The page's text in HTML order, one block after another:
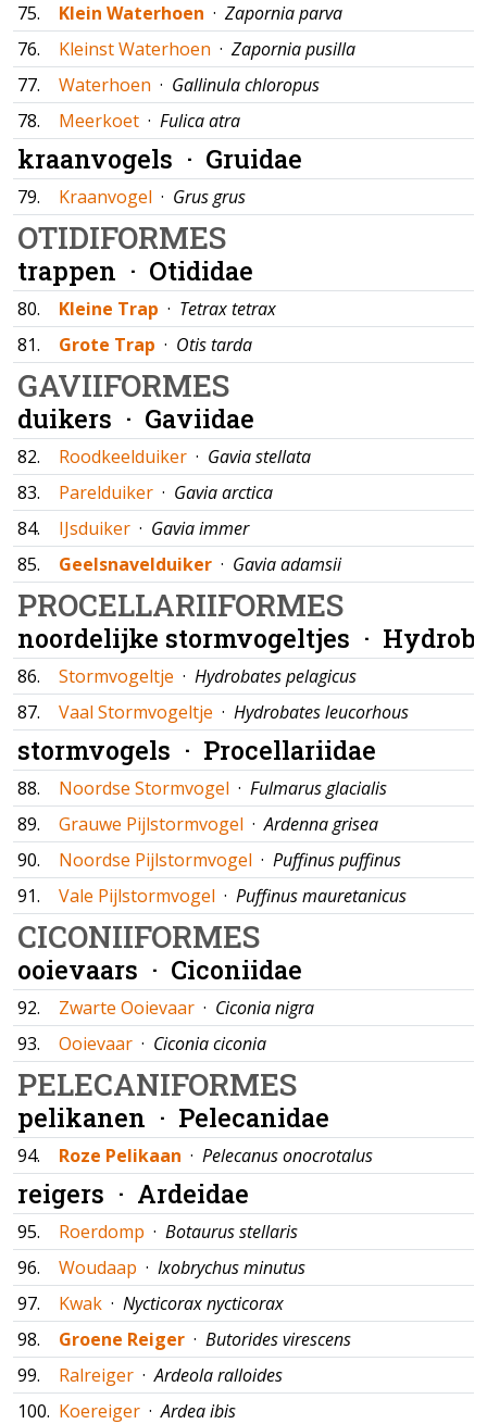
75. Klein Waterhoen · Zapornia parva
76.
Kleinst Waterhoen · Zapornia pusilla
77.
Waterhoen · Gallinula chloropus
78.
Meerkoet · Fulica atra
kraanvogels · Gruidae
79. Kraanvogel · Grus grus
OTIDIFORMES
trappen · Otididae
80. Kleine Trap · Tetrax tetrax
81.
Grote Trap · Otis tarda
GAVIIFORMES
duikers · Gaviidae
82. Roodkeelduiker · Gavia stellata
83.
Parelduiker · Gavia arctica
84.
IJsduiker · Gavia immer
85.
Geelsnavelduiker · Gavia adamsii
PROCELLARIIFORMES
noordelijke stormvogeltjes ·
86. Stormvogeltje · Hydrobates pelagicus
87.
Vaal Stormvogeltje · Hydrobates leucorhous
stormvogels · Procellariidae
88. Noordse Stormvogel · Fulmarus glacialis
89.
Grauwe Pijlstormvogel ·Ardenna grisea
90.
Noordse Pijlstormvogel · Puffinus puffinus
91.
Vale Pijlstormvogel · Puffinus mauretanicus
CICONIIFORMES
ooievaars · Ciconiidae
92. Zwarte Ooievaar · Ciconia nigra
93.
Ooievaar · Ciconia ciconia
PELECANIFORMES
pelikanen · Pelecanidae
94. Roze Pelikaan · Pelecanus onocrotalus
reigers · Ardeidae
95. Roerdomp · Botaurus stellaris
96.
Woudaap · Ixobrychus minutus
97.
Kwak · Nycticorax nycticorax
98.
Groene Reiger · Butorides virescens
99.
Ralreiger ·Ardeola ralloides
100. Koereiger ·Ardea ibis